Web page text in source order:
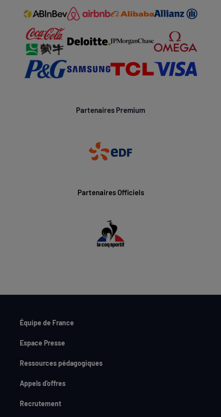
Partenaires Premium
Partenaires Officiels
Équipe de France
Espace Presse
Ressources pédagogiques
Appels d'offres
Recrutement